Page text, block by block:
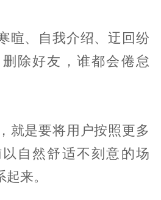
暄、自我介绍、迂回纷
除好友，谁都会倦怠
就是要将用户按照更多
自然舒适不刻意的场
来。